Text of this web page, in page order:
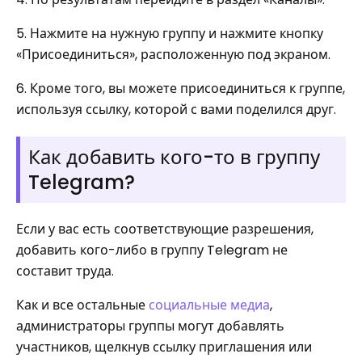
5. Нажмите на нужную группу и нажмите кнопку
«Присоединиться», расположенную под экраном.
6. Кроме того, вы можете присоединиться к группе,
используя ссылку, которой с вами поделился друг.
Как добавить кого-то в группу
Telegram?
Если у вас есть соответствующие разрешения,
добавить кого-либо в группу Telegram не
составит труда.
Как и все остальные социальные медиа,
администраторы группы могут добавлять
участников, щелкнув ссылку приглашения или